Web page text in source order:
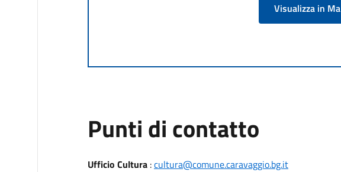
Visualizza in
Punti di contatto
Ufficio Cultura:cultura@comune.caravaggio.bg.it